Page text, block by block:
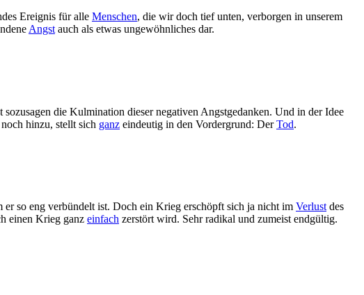
Ereignis für alle Menschen, die wir doch tief unten, verborgen in unserem
Angst auch als etwas ungewöhnliches dar.
die Kulmination dieser negativen Angstgedanken. Und in der Idee
hinzu, stellt sich ganz eindeutig in den Vordergrund: DerTod.
so eng verbündelt ist. Doch ein Krieg erschöpft sich ja nicht im Verlust des
einen Krieg ganz einfach zerstört wird. Sehr radikal und zumeist endgültig.